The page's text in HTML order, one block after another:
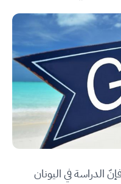
الدراسة في اليونان